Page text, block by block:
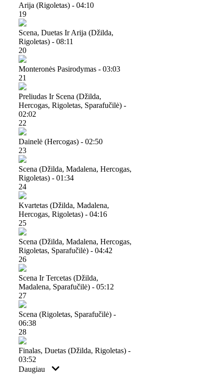
Arija (rigoletas) - 04:10
19
Scena, Duetas Ir Arija (džilda,
Rigoletas) - 08:11
20
Monteronės Pasirodymas - 03:03
21
Preliudas Ir Scena (džilda,
Hercogas, Rigoletas, Sparafučilė) -
02:02
22
Dainelė (hercogas) - 02:50
23
Scena (džilda, Madalena, Hercogas,
Rigoletas) - 01:34
24
Kvartetas (džilda, Madalena,
Hercogas, Rigoletas) - 04:16
25
Scena (džilda, Madalena, Hercogas,
Rigoletas, Sparafučilė) - 04:42
26
Scena Ir Tercetas (džilda,
Madalena, Sparafučilė) - 05:12
27
Scena (rigoletas, Sparafučilė) -
06:38
28
Finalas, Duetas (džilda, Rigoletas) -
03:52
Daugiau